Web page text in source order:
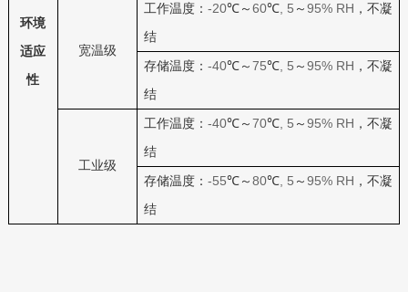
环境
适应
性
宽温级
工作温度： -20℃～ 60℃, 5 ～ 95% RH ，不凝
结
存储温度： -40℃～ 75℃, 5 ～ 95% RH ，不凝
结
工业级
工作温度： -40℃～ 70℃, 5 ～ 95% RH ，不凝
结
存储温度： -55℃～ 80℃, 5 ～ 95% RH ，不凝
结